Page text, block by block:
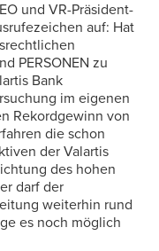
und VR-Präsident-
auf: Hat
PERSONEN zu
Bank
im eigenen
Rekordgewinn von
die schon
der Valartis
des hohen
darf der
weiterhin rund
es noch möglich